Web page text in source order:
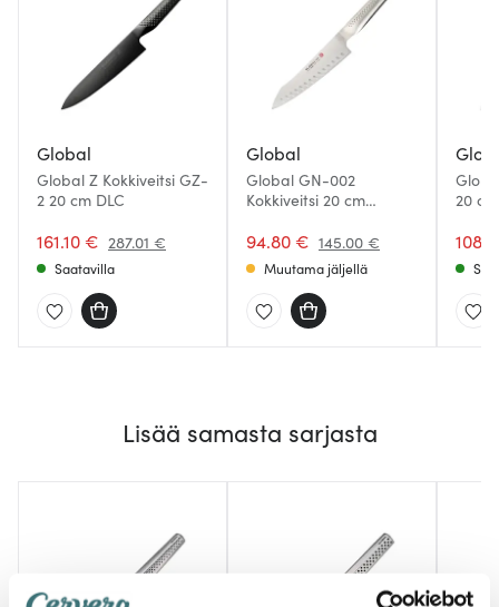
Global
Global Z Kokkiveitsi GZ-
2 20 cm DLC
161.10 € 287.01 €
Saatavilla
Global
Global GN-002
Kokkiveitsi 20 cm
94.80 € 145.00 €
Muutama jäljellä
20 cm
Lisää samasta sarjasta